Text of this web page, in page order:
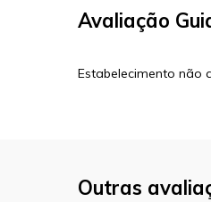
Avaliação
Estabelecimento não
Outras